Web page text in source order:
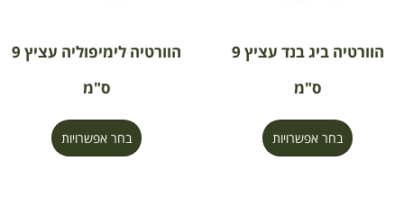
הוורטיה ביג בנד עציץ 9
ס"מ
בחר אפשרויות
הוורטיה לימיפוליה עציץ 9
ס"מ
בחר אפשרויות